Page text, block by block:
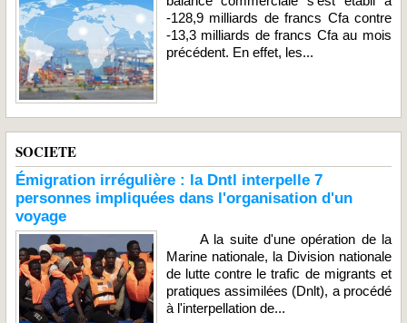
-128,9 milliards de francs Cfa contre
-13,3 milliards de francs Cfa au mois
précédent. En effet, les...
SOCIETE
Émigration irrégulière : la Dntl interpelle 7
personnes impliquées dans l'organisation d'un
voyage
A la suite d'une opération de la
Marine nationale, la Division nationale
de lutte contre le trafic de migrants et
pratiques assimilées (Dnlt), a procédé
à l'interpellation de...